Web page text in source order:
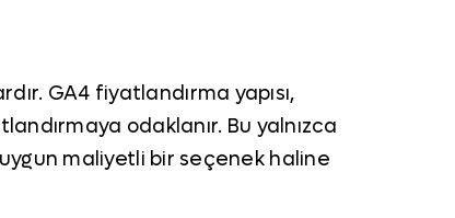
GA4 fiyatlandırma yapısı,
odaklanır. Bu yalnızca
maliyetli bir seçenek haline